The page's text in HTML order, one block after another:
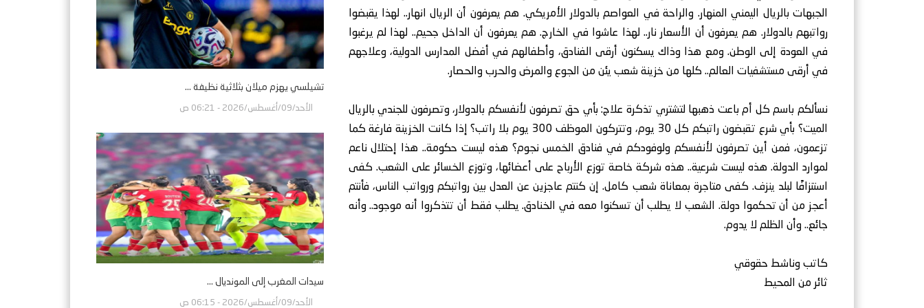
الجبهات بالريال اليمني المنهار. والراحة في العواصم بالدولار الأمريكي. هم يعرفون أن الريال انهار.. لهذا يقبضوا
رواتبهم بالدولار. هم يعرفون أن الأسعار نار.. لهذا عاشوا في الخارج. هم يعرفون أن الداخل جحيم.. لهذا لم يرغبوا
في العودة إلى الوطن. ومع هذا وذاك يسكنون أرقى الفنادق، وأطفالهم في أفضل المدارس الدولية، وعلاجهم
في أرقى مستشفيات العالم.. كلها من خزينة شعب يئن من الجوع والمرض والحرب والحصار.
نسألكم باسم كل أم باعت ذهبها لتشتري تذكرة علاج: بأي حق تصرفون لأنفسكم بالدولار، وتصرفون للجندي بالريال
الميت؟ بأي شرع تقبضون راتبكم كل 30 يوم، وتتركون الموظف 300 يوم بلا راتب؟ إذا كانت الخزينة فارغة كما
تزعمون، فمن أين تصرفون لأنفسكم ولوفودكم في فنادق الخمس نجوم؟ هذه ليست حكومة.. هذا إحتلال ناعم
لموارد الدولة. هذه ليست شرعية.. هذه شركة خاصة توزع الأرباح على أعضائها، وتوزع الخسائر على الشعب. كفى
استنزافًا لبلد ينزف. كفى متاجرة بمعاناة شعب كامل. إن كنتم عاجزين عن العدل بين رواتبكم ورواتب الناس، فأنتم
أعجز من أن تحكموا دولة. الشعب لا يطلب أن تسكنوا معه في الخنادق. يطلب فقط أن تتذكروا أنه موجود.. وأنه
جائع.. وأن الظلم لا يدوم.
كاتب وناشط حقوقي
ثائر من المحيط
تشيلسي يهزم ميلان بثلاثية نظيفة ...
الأحد/09/أغسطس/2026 - 06:21 ص
سيدات المغرب إلى المونديال ...
الأحد/09/أغسطس/2026 - 06:15 ص